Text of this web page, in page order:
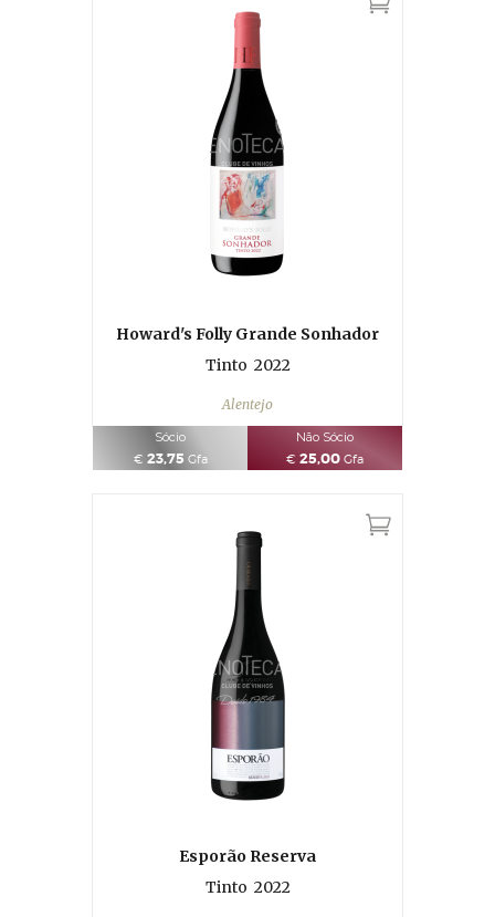
Howard's Folly Grande Sonhador
Tinto 2022
Alentejo
Sócio
€ 23,75 Gfa
Não Sócio
€ 25,00 Gfa
Esporão Reserva
Tinto 2022